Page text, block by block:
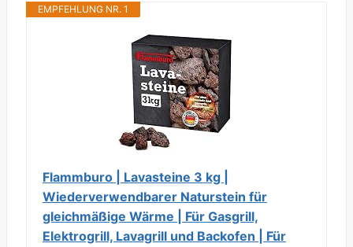
EMPFEHLUNG NR. 1
Flammburo | Lavasteine 3 kg |
Wiederverwendbarer Naturstein für
gleichmäßige Wärme | Für Gasgrill,
Elektrogrill, Lavagrill und Backofen | Für